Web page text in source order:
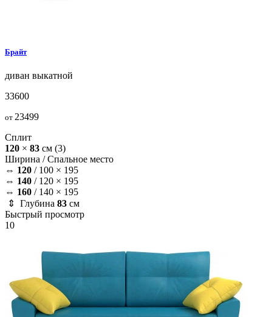
Брайт
диван выкатной
33600
от 23499
Сплит
120 × 83 см (3)
Ширина /Спальное место
⇔ 120 / 100 × 195
⇔ 140 / 120 × 195
⇔ 160 / 140 × 195
⇕ Глубина 83 см
Быстрый просмотр
10